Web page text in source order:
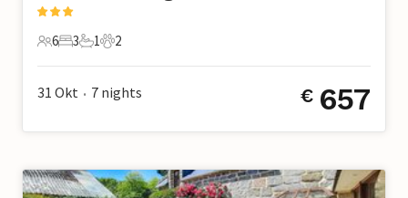
6 Gäste
6
3 Schlafzimmer
3
1 Badezimmer
1
2 Haustiere
2
31 Okt • 7 nights € 657